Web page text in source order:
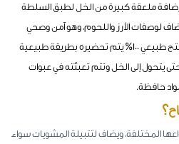
ملعقة كبيرة من الخل لطبق السلطة
لوصفات الأرز واللحوم، وهو آمن وصحي
ويناسب الجميع كبار وصغار، لكونه منتج طبيعي 100% يتم تحضيره بطريقة طبيعية
يتحول إلى الخل وتتم تعبئته في عبوات
حافظة.
المختلفة، ويضاف لتتبيلة المشويات سواء